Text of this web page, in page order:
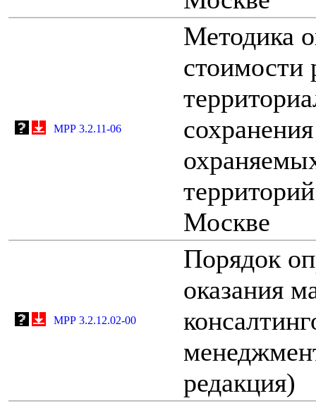
МРР 3.2.11-06
Методика
стоимости
Москве
МРР 3.2.12.02-00
Порядок
оказания
редакция)